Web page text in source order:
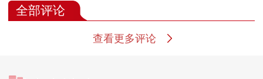
全部评论
查看更多评论